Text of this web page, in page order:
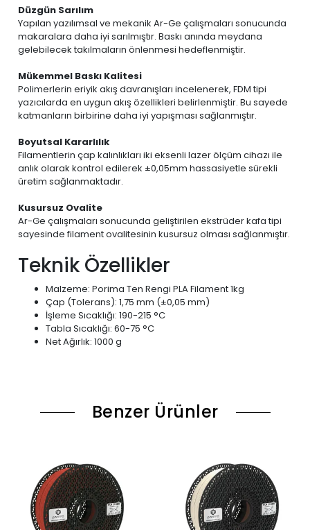
Düzgün Sarılım
Yapılan yazılımsal ve mekanik Ar-Ge çalışmaları sonucunda
makaralara daha iyi sarılmıştır. Baskı anında meydana
gelebilecek takılmaların önlenmesi hedeflenmiştir.
Mükemmel Baskı Kalitesi
Polimerlerin eriyik akış davranışları incelenerek, FDM tipi
yazıcılarda en uygun akış özellikleri belirlenmiştir. Bu sayede
katmanların birbirine daha iyi yapışması sağlanmıştır.
Boyutsal Kararlılık
Filamentlerin çap kalınlıkları iki eksenli lazer ölçüm cihazı ile
anlık olarak kontrol edilerek ±0,05mm hassasiyetle sürekli
üretim sağlanmaktadır.
Kusursuz Ovalite
Ar-Ge çalışmaları sonucunda geliştirilen ekstrüder kafa tipi
sayesinde filament ovalitesinin kusursuz olması sağlanmıştır.
Teknik Özellikler
Malzeme: Porima Ten Rengi PLA Filament 1kg
Çap (Tolerans): 1,75 mm (±0,05 mm)
İşleme Sıcaklığı: 190-215 °C
Tabla Sıcaklığı: 60-75 °C
Net Ağırlık: 1000 g
Benzer Ürünler